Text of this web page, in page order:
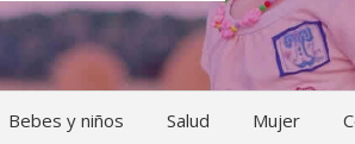
Bebes y niños Salud Mujer